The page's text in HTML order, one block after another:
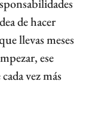
de hacer
llevas meses
ese
vez más